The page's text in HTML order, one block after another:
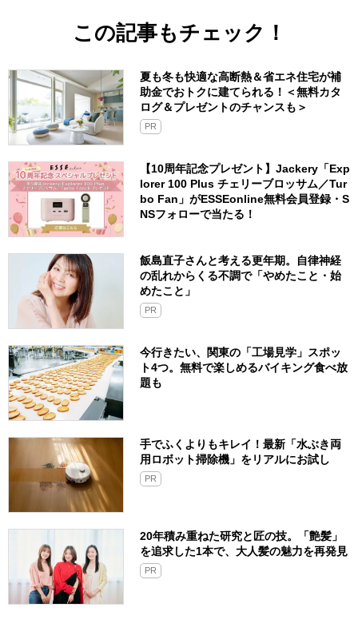
この記事もチェック！
夏も冬も快適な高断熱＆省エネ住宅が補
助金でおトクに建てられる！＜無料カタ
ログ＆プレゼントのチャンスも＞
PR
【10周年記念プレゼント】Jackery「Exp
lorer 100 Plus チェリーブロッサム／Tur
bo Fan」がESSEonline無料会員登録・S
NSフォローで当たる！
飯島直子さんと考える更年期。自律神経
の乱れからくる不調で「やめたこと・始
めたこと」
PR
今行きたい、関東の「工場見学」スポッ
ト4つ。無料で楽しめるバイキング食べ放
題も
手でふくよりもキレイ！最新「水ぶき両
用ロボット掃除機」をリアルにお試し
PR
20年積み重ねた研究と匠の技。「艶髪」
を追求した1本で、大人髪の魅力を再発見
PR